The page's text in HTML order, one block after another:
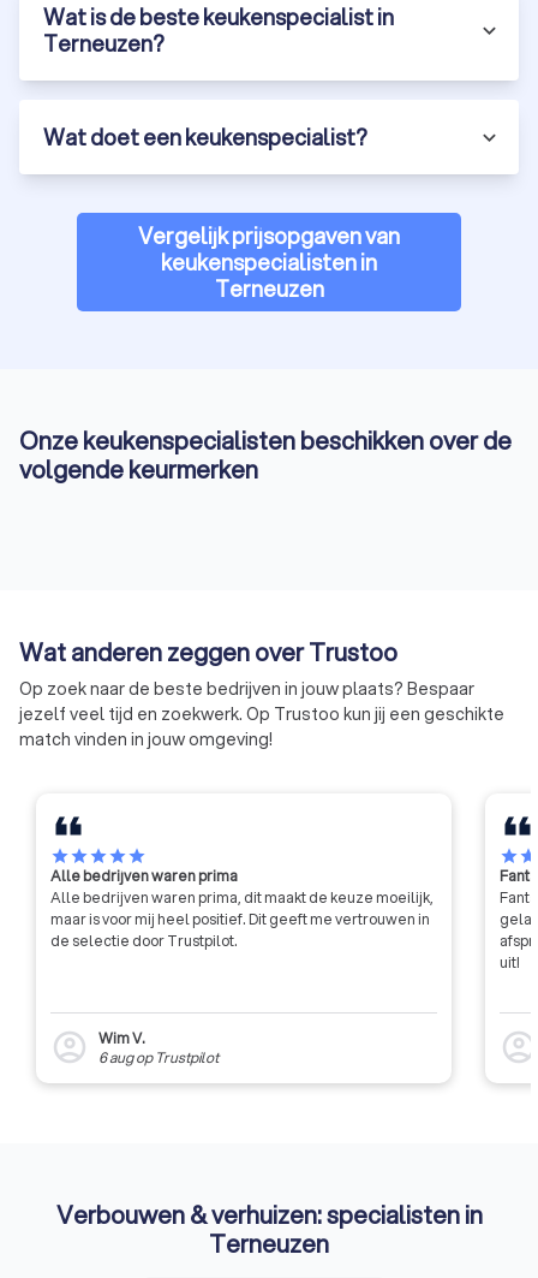
Wat is de beste keukenspecialist in
Terneuzen?
Wat doet een keukenspecialist?
Vergelijk prijsopgaven van
keukenspecialisten in
Terneuzen
Onze keukenspecialisten beschikken over de
volgende keurmerken
Wat anderen zeggen over Trustoo
Op zoek naar de beste bedrijven in jouw plaats? Bespaar
jezelf veel tijd en zoekwerk. Op Trustoo kun jij een geschikte
match vinden in jouw omgeving!
starstarstarstarstar
Alle bedrijven waren prima
Alle bedrijven waren prima, dit maakt de keuze moeilijk,
maar is voor mij heel positief. Dit geeft me vertrouwen in
de selectie door Trustpilot.
account_circle
Wim V.
6 augop Trustpilot
starstar
uit!
account_circle
Verbouwen & verhuizen: specialisten in
Terneuzen